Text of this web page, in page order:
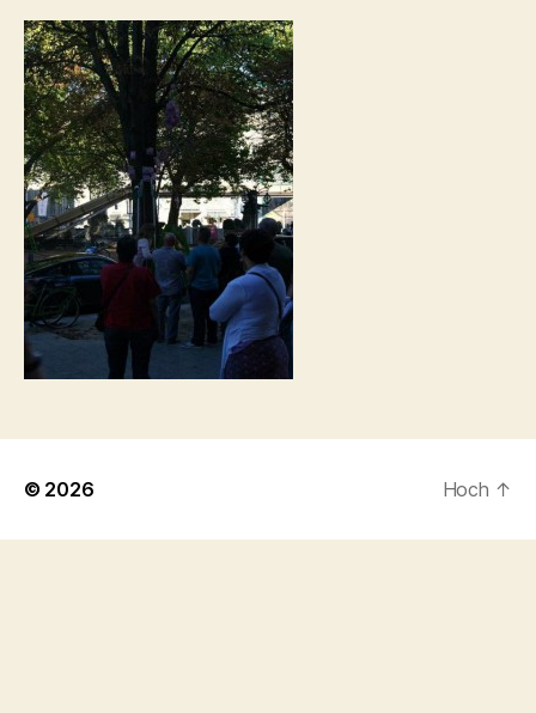
© 2026 Hoch ↑